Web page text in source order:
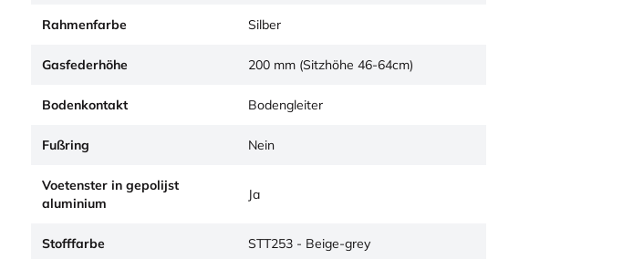
Rahmenfarbe Silber
Gasfederhöhe 200 mm (Sitzhöhe 46-64cm)
Bodenkontakt Bodengleiter
Fußring Nein
Voetenster in gepolijst
aluminium
Ja
Stofffarbe STT253 - Beige-grey